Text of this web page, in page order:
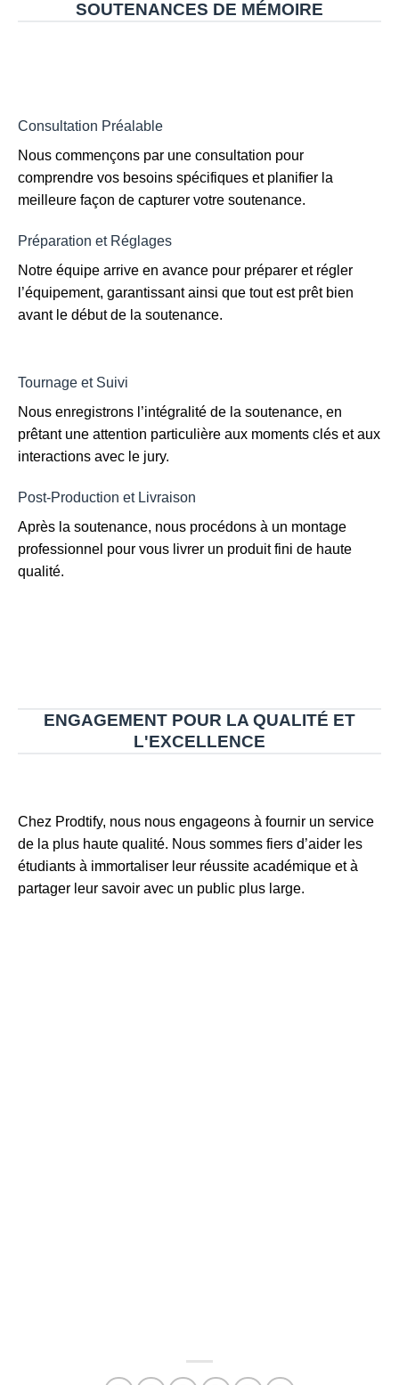
SOUTENANCES DE MÉMOIRE
Consultation Préalable
Nous commençons par une consultation pour
comprendre vos besoins spécifiques et planifier la
meilleure façon de capturer votre soutenance.
Préparation et Réglages
Notre équipe arrive en avance pour préparer et régler
l’équipement, garantissant ainsi que tout est prêt bien
avant le début de la soutenance.
Tournage et Suivi
Nous enregistrons l’intégralité de la soutenance, en
prêtant une attention particulière aux moments clés et aux
interactions avec le jury.
Post-Production et Livraison
Après la soutenance, nous procédons à un montage
professionnel pour vous livrer un produit fini de haute
qualité.
ENGAGEMENT POUR LA QUALITÉ ET
L'EXCELLENCE
Chez Prodtify, nous nous engageons à fournir un service
de la plus haute qualité. Nous sommes fiers d’aider les
étudiants à immortaliser leur réussite académique et à
partager leur savoir avec un public plus large.